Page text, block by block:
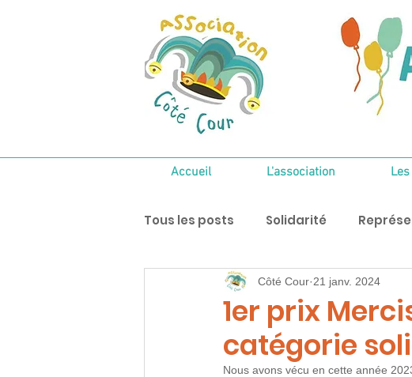
Accueil L'association
Tous les posts Solidarité
1er prix
catégorie
Côté Cour 21 janv. 2024
Nous avons vécu en cette année